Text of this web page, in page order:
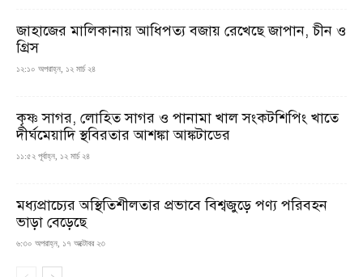
জাহাজের মালিকানায় আধিপত্য বজায় রেখেছে জাপান, চীন ও
গ্রিস
১২:১০ অপরাহ্ন, ১২ মার্চ ২৪
কৃষ্ণ সাগর, লোহিত সাগর ও পানামা খাল সংকটশিপিং খাতে
দীর্ঘমেয়াদি স্থবিরতার আশঙ্কা আঙ্কটাডের
১১:৫২ পূর্বাহ্ন, ১২ মার্চ ২৪
মধ্যপ্রাচ্যের অস্থিতিশীলতার প্রভাবে বিশ্বজুড়ে পণ্য পরিবহন
ভাড়া বেড়েছে
৬:৩০ অপরাহ্ন, ১৭ অক্টোবর ২৩